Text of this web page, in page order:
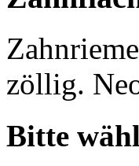
zöllig.
Bitte